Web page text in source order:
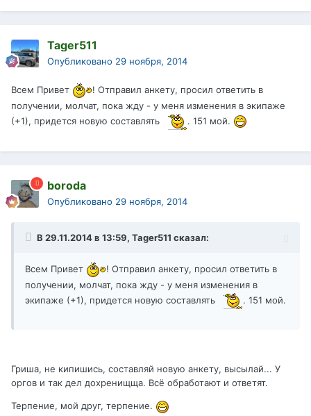
Tager511
Опубликовано 29 ноября, 2014
Всем Привет
! Отправил анкету, просил ответить в
получении, молчат, пока жду - у меня изменения в экипаже
(+1), придется новую составлять
. 151 мой.
boroda
Опубликовано 29 ноября, 2014
В 29.11.2014 в 13:59, Tager511 сказал:
Всем Привет
! Отправил анкету, просил ответить в
получении, молчат, пока жду - у меня изменения в
экипаже (+1), придется новую составлять
. 151 мой.
Гриша, не кипишись, составляй новую анкету, высылай... У
оргов и так дел дохренищща. Всё обработают и ответят.
Терпение, мой друг, терпение.